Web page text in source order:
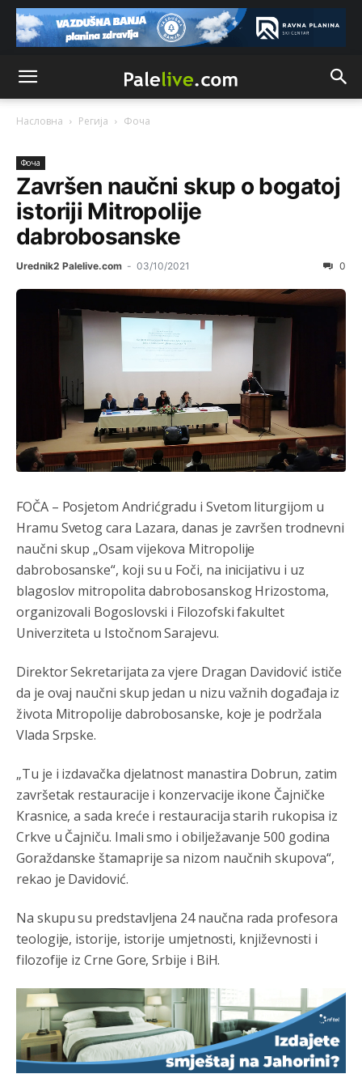
Насловна Регија Фоча
Фоча
Završen naučni skup o bogatoj
istoriji Mitropolije
dabrobosanske
Urednik2 Palelive.com - 03/10/2021 0
FOČA – Posjetom Andrićgradu i Svetom liturgijom u
Hramu Svetog cara Lazara, danas je završen trodnevni
naučni skup „Osam vijekova Mitropolije
dabrobosanske“, koji su u Foči, na inicijativu i uz
blagoslov mitropolita dabrobosanskog Hrizostoma,
organizovali Bogoslovski i Filozofski fakultet
Univerziteta u Istočnom Sarajevu.
Direktor Sekretarijata za vjere Dragan Davidović ističe
da je ovaj naučni skup jedan u nizu važnih događaja iz
života Mitropolije dabrobosanske, koje je podržala
Vlada Srpske.
„Tu je i izdavačka djelatnost manastira Dobrun, zatim
završetak restauracije i konzervacije ikone Čajničke
Krasnice, a sada kreće i restauracija starih rukopisa iz
Crkve u Čajniču. Imali smo i obilježavanje 500 godina
Goraždanske štamaprije sa nizom naučnih skupova“,
rekao je Davidović.
Na skupu su predstavljena 24 naučna rada profesora
teologije, istorije, istorije umjetnosti, književnosti i
filozofije iz Crne Gore, Srbije i BiH.